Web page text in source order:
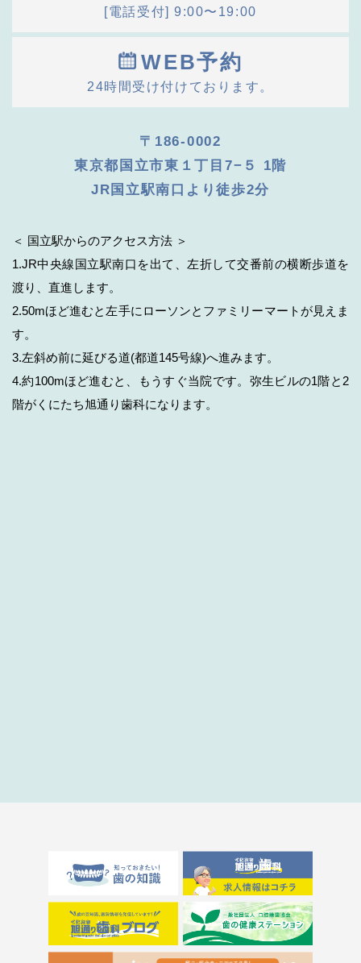
[電話受付] 9:00〜19:00
WEB予約
24時間受け付けております。
〒186-0002
東京都国立市東１丁目7−５ 1階
JR国立駅南口より徒歩2分
＜ 国立駅からのアクセス方法 ＞
1.JR中央線国立駅南口を出て、左折して交番前の横断歩道を
渡り、直進します。
2.50mほど進むと左手にローソンとファミリーマートが見えま
す。
3.左斜め前に延びる道(都道145号線)へ進みます。
4.約100mほど進むと、もうすぐ当院です。弥生ビルの1階と2
階がくにたち旭通り歯科になります。